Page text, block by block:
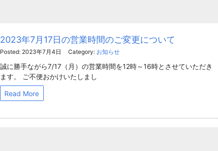
2023年7月17日の営業時間のご変更について
Posted: 2023年7月4日 Category: お知らせ
誠に勝手ながら7/17（月）の営業時間を12時～16時とさせていただき
ます。 ご不便おかけいたしまし
Read More